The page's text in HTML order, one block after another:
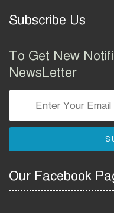
Subscribe Us
To Get New
NewsLetter
Our Facebook